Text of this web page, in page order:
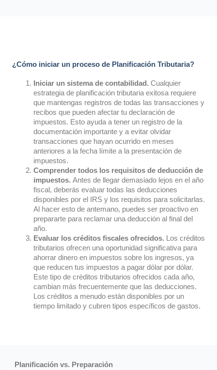
¿Cómo iniciar un proceso de Planificación Tributaria?
Iniciar un sistema de contabilidad. Cualquier
estrategia de planificación tributaria exitosa requiere
que mantengas registros de todas las transacciones y
recibos que pueden afectar tu declaración de
impuestos. Esto ayuda a tener un registro de la
documentación importante y a evitar olvidar
transacciones que hayan ocurrido en meses
anteriores a la fecha límite a la presentación de
impuestos.
Comprender todos los requisitos de deducción de
impuestos. Antes de llegar demasiado lejos en el año
fiscal, deberás evaluar todas las deducciones
disponibles por el IRS y los requisitos para solicitarlas.
Al hacer esto de antemano, puedes ser proactivo en
prepararte para reclamar una deducción al final del
año.
Evaluar los créditos fiscales ofrecidos. Los créditos
tributarios ofrecen una oportunidad significativa para
ahorrar dinero en impuestos sobre los ingresos, ya
que reducen tus impuestos a pagar dólar por dólar.
Este tipo de créditos tributarios ofrecidos cada año,
cambian más frecuentemente que las deducciones.
Los créditos a menudo están disponibles por un
tiempo limitado y cubren tipos específicos de gastos.
Planificación vs. Preparación